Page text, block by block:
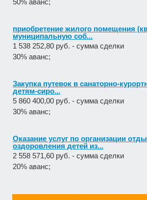
50% аванс;
приобретение жилого помещения
муниципальную соб...
1 538 252,80 руб. - сумма сделки
30% аванс;
Закупка путевок в санаторно-
детям-сиро...
5 860 400,00 руб. - сумма сделки
30% аванс;
Оказание услуг по организации
оздоровления детей из...
2 558 571,60 руб. - сумма сделки
20% аванс;
Закупка путевок в детские